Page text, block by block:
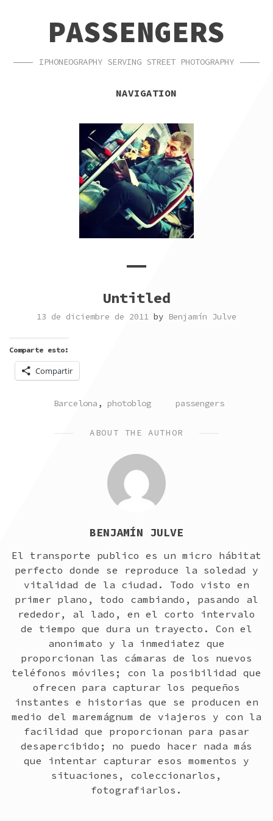
NAVIGATIONPASSENGERS
IPHONEOGRAPHY SERVING STREET PHOTOGRAPHY
NAVIGATION
Untitled
13 de diciembre de 2011 by Benjamín Julve
Comparte esto:
Compartir
POSTED
Barcelona , photoblog TAGGED
passengers
ABOUT THE AUTHOR
BENJAMÍN JULVE
El transporte publico es un micro hábitat
perfecto donde se reproduce la soledad y
vitalidad de la ciudad. Todo visto en
primer plano, todo cambiando, pasando al
rededor, al lado, en el corto intervalo
de tiempo que dura un trayecto. Con el
anonimato y la inmediatez que
proporcionan las cámaras de los nuevos
teléfonos móviles; con la posibilidad que
ofrecen para capturar los pequeños
instantes e historias que se producen en
medio del maremágnum de viajeros y con la
facilidad que proporcionan para pasar
desapercibido; no puedo hacer nada más
que intentar capturar esos momentos y
situaciones, coleccionarlos,
fotografiarlos.